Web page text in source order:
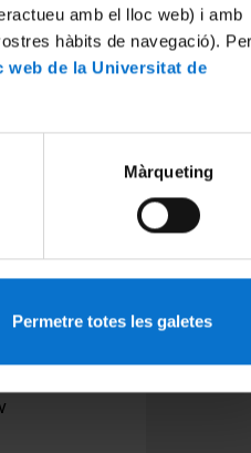
amb el lloc web) i amb
hàbits de navegació). Per
web de la Universitat de
Màrqueting
Permetre totes les galetes
PEU 3